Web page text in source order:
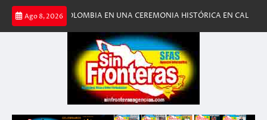
Saltar
contenido
Ago 8, 2026
DE COLOMBIA EN UNA CEREMONIA HISTÓRICA EN CALI ESTADOS